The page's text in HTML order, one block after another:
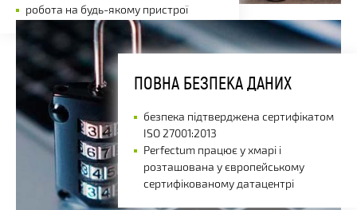
робота на будь-якому пристрої
ПОВНА БЕЗПЕКА ДАНИХ
безпека підтверджена сертифікатом
ISO 27001:2013
Perfectum працює у хмарі і
розташована у європейському
сертифікованому датацентрі